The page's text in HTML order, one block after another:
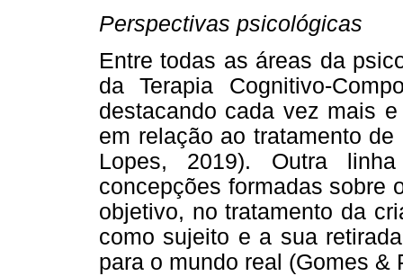
Perspectivas psicológicas
Entre todas as áreas da
da Terapia Cognitivo-
destacando cada vez mais
em relação ao tratamento
Lopes, 2019). Outra
concepções formadas sobre
objetivo, no tratamento da
como sujeito e a sua
para o mundo real (Gomes &